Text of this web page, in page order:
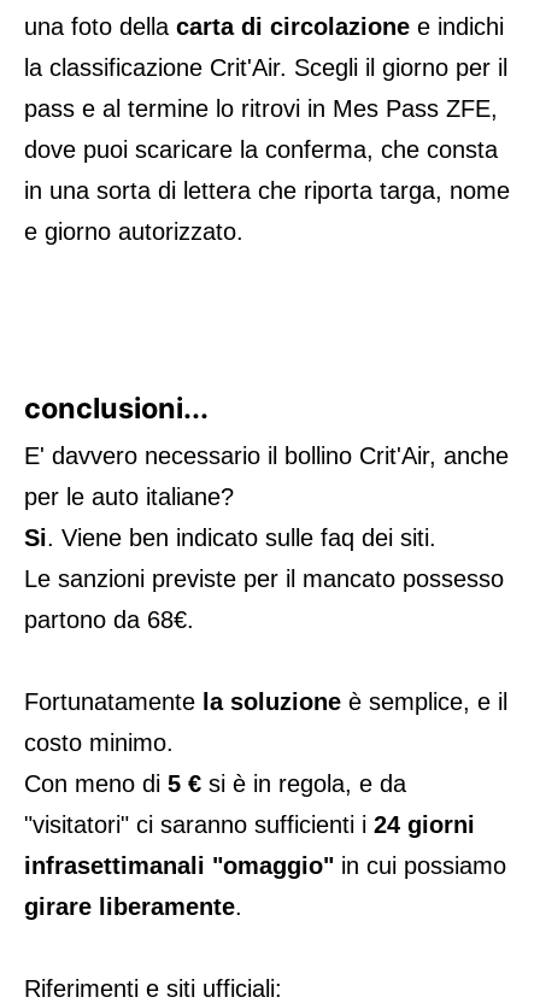
una foto della carta di circolazione e indichi
la classificazione Crit'Air. Scegli il giorno per il
pass e al termine lo ritrovi in Mes Pass ZFE,
dove puoi scaricare la conferma, che consta
in una sorta di lettera che riporta targa, nome
e giorno autorizzato.
conclusioni...
E' davvero necessario il bollino Crit'Air, anche
per le auto italiane?
Si. Viene ben indicato sulle faq dei siti.
Le sanzioni previste per il mancato possesso
partono da 68€.
Fortunatamente la soluzione è semplice, e il
costo minimo.
Con meno di 5 € si è in regola, e da
"visitatori" ci saranno sufficienti i 24 giorni
infrasettimanali "omaggio" in cui possiamo
girare liberamente.
Riferimenti e siti ufficiali: